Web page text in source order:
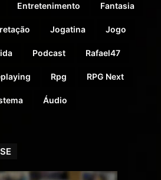
Entretenimento Fantasia
Jogatina Jogo
Podcast Rafael47
Rpg RPG Next
Áudio